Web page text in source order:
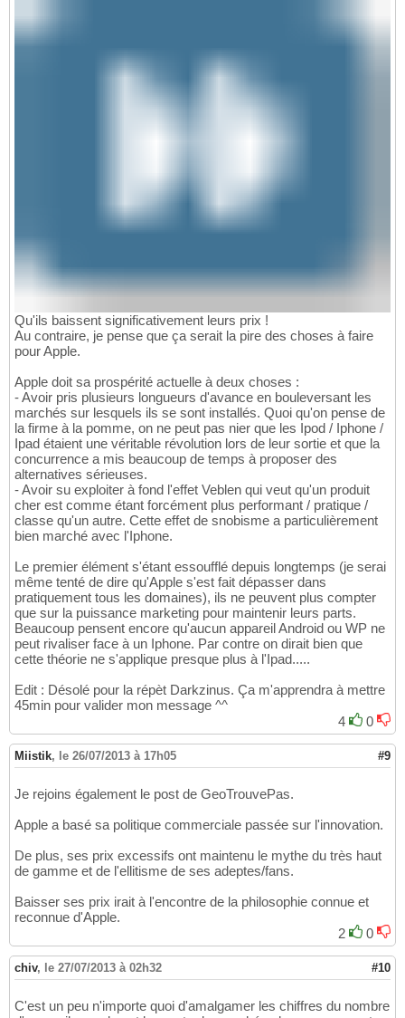
Qu'ils baissent significativement leurs prix !
Au contraire, je pense que ça serait la pire des choses à faire
pour Apple.
Apple doit sa prospérité actuelle à deux choses :
- Avoir pris plusieurs longueurs d'avance en bouleversant les
marchés sur lesquels ils se sont installés. Quoi qu'on pense de
la firme à la pomme, on ne peut pas nier que les Ipod / Iphone /
Ipad étaient une véritable révolution lors de leur sortie et que la
concurrence a mis beaucoup de temps à proposer des
alternatives sérieuses.
- Avoir su exploiter à fond l'effet Veblen qui veut qu'un produit
cher est comme étant forcément plus performant / pratique /
classe qu'un autre. Cette effet de snobisme a particulièrement
bien marché avec l'Iphone.
Le premier élément s'étant essoufflé depuis longtemps (je serai
même tenté de dire qu'Apple s'est fait dépasser dans
pratiquement tous les domaines), ils ne peuvent plus compter
que sur la puissance marketing pour maintenir leurs parts.
Beaucoup pensent encore qu'aucun appareil Android ou WP ne
peut rivaliser face à un Iphone. Par contre on dirait bien que
cette théorie ne s'applique presque plus à l'Ipad.....
Edit : Désolé pour la répèt Darkzinus. Ça m'apprendra à mettre
45min pour valider mon message ^^
4
0
Miistik, le 26/07/2013 à 17h05 #9
Je rejoins également le post de GeoTrouvePas.
Apple a basé sa politique commerciale passée sur l'innovation.
De plus, ses prix excessifs ont maintenu le mythe du très haut
de gamme et de l'ellitisme de ses adeptes/fans.
Baisser ses prix irait à l'encontre de la philosophie connue et
reconnue d'Apple.
2
0
chiv, le 27/07/2013 à 02h32 #10
C'est un peu n'importe quoi d'amalgamer les chiffres du nombre